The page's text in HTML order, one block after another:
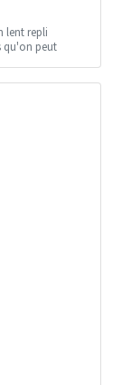
lent repli
qu'on peut